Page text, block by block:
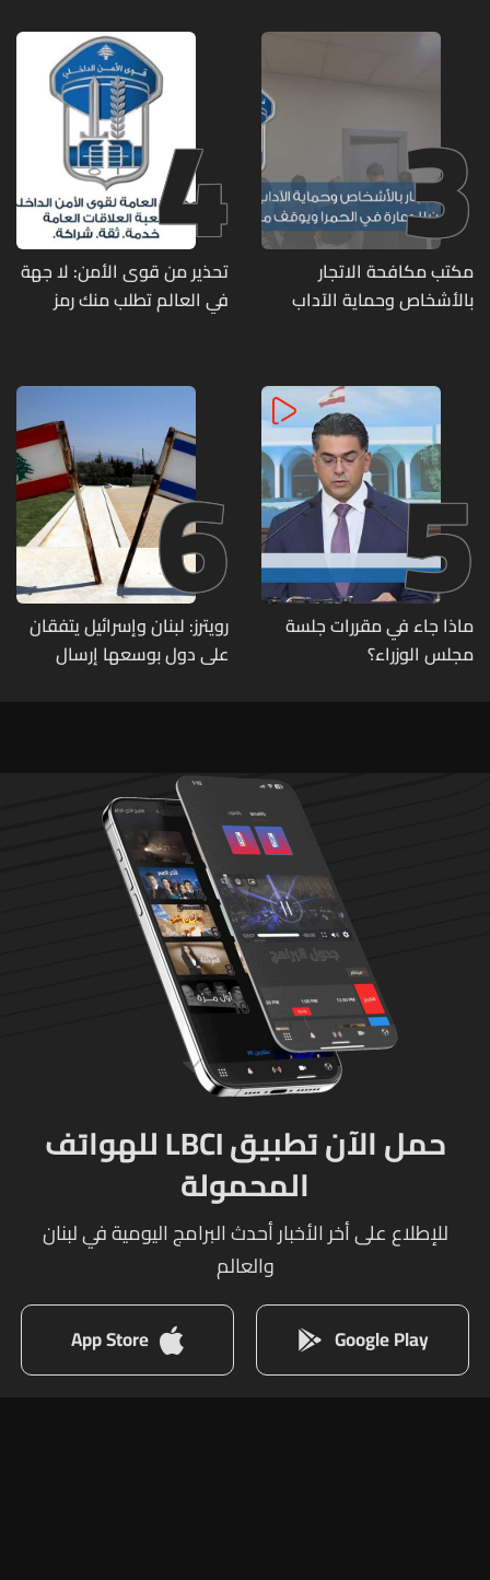
منذ آذار
3
مكتب مكافحة الاتجار
بالأشخاص وحماية الآداب
متورطين
4
تحذير من قوى الأمن: لا جهة
في العالم تطلب منك رمز
5
ماذا جاء في مقررات جلسة
مجلس الوزراء؟
6
رويترز: لبنان وإسرائيل يتفقان
على دول بوسعها إرسال
حمل الآن تطبيق LBCI للهواتف
المحمولة
للإطلاع على أخر الأخبار أحدث البرامج اليومية في لبنان
والعالم
Google Play
App Store